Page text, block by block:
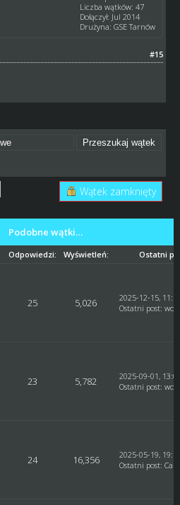
Liczba wątków: 47
Dołączył: Jul 2014
Drużyna: GSE Tarnów
#15
Wątek zamknięty
Podobne wątki…
Odpowiedzi: Wyświetleń: Ostatni
25 5,026
2025-12-15,
Ostatni post:
23 5,782
2025-09-01,
Ostatni post:
24 16,356
2025-05-19,
Ostatni post: